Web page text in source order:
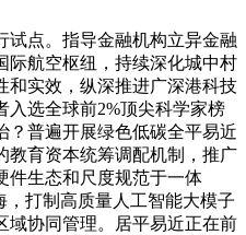
点。指导金融机构立异金融
际航空枢纽，持续深化城中村
和实效，纵深推进广深港科技
入选全球前2%顶尖科学家榜
？普遍开展绿色低碳全平易近
教育资本统筹调配机制，推广
件生态和尺度规范于一体
，打制高质量人工智能大模子
域协同管理。居平易近正在前